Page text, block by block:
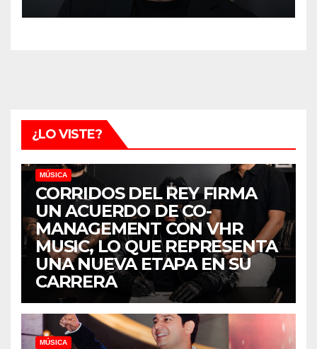
¿LO VISTE?
MÚSICA
CORRIDOS DEL REY FIRMA
UN ACUERDO DE CO-
MANAGEMENT CON VHR
MUSIC, LO QUE REPRESENTA
UNA NUEVA ETAPA EN SU
CARRERA
MÚSICA